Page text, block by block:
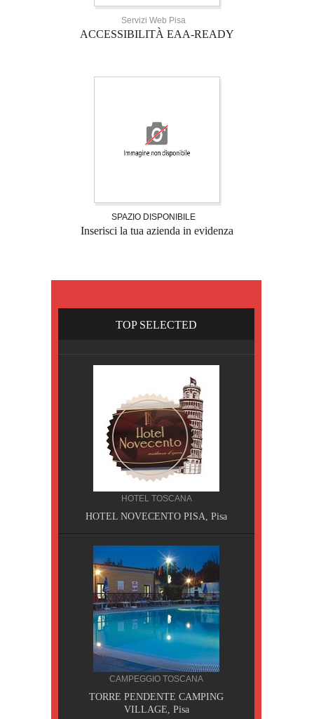
Servizi Web Pisa
ACCESSIBILITÀ EAA-READY
SPAZIO DISPONIBILE
Inserisci la tua azienda in evidenza
TOP SELECTED
HOTEL TOSCANA
HOTEL NOVECENTO PISA, Pisa
CAMPEGGIO TOSCANA
TORRE PENDENTE CAMPING
VILLAGE, Pisa